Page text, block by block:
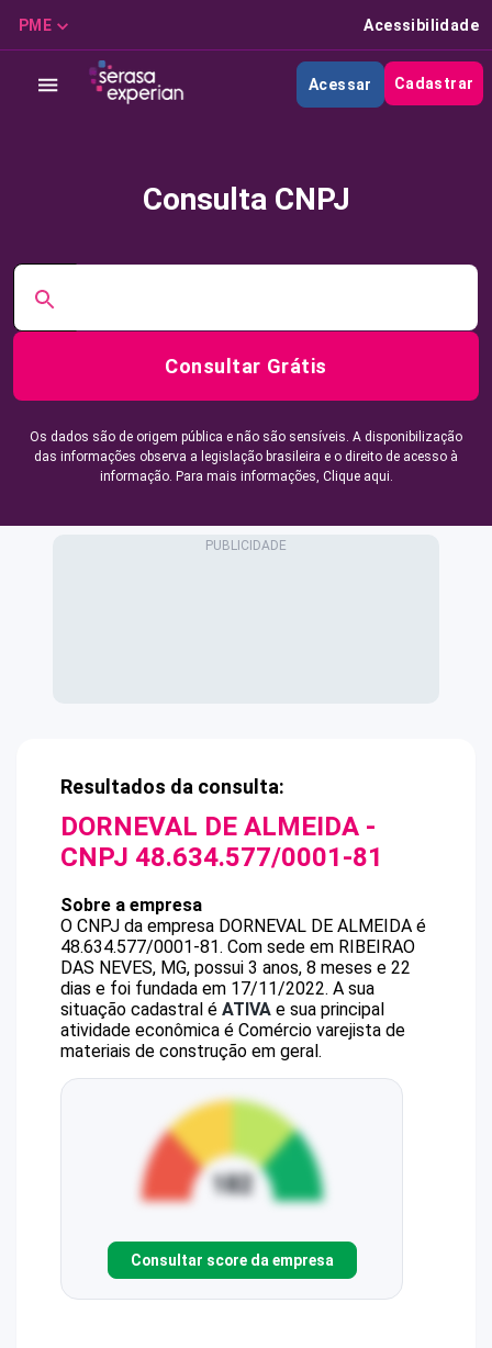
PME Acessibilidade
Acessar Cadastrar
Consulta CNPJ
Consultar Grátis
Os dados são de origem pública e não são sensíveis. A disponibilização
das informações observa a legislação brasileira e o direito de acesso à
informação. Para mais informações, Clique aqui.
Resultados da consulta:
DORNEVAL DE ALMEIDA -
CNPJ 48.634.577/0001-81
Sobre a empresa
O CNPJ da empresa DORNEVAL DE ALMEIDA é
48.634.577/0001-81. Com sede em RIBEIRAO
DAS NEVES, MG, possui 3 anos, 8 meses e 22
dias e foi fundada em 17/11/2022. A sua
situação cadastral é ATIVA e sua principal
atividade econômica é Comércio varejista de
materiais de construção em geral.
Consultar score da empresa